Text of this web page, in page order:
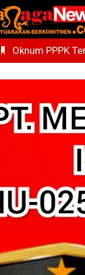
Oknum PPPK
Kemenhaj
Whisnu